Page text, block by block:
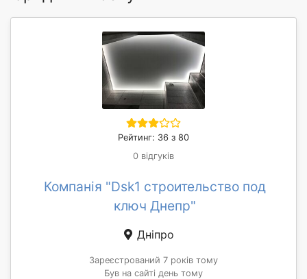
Рейтинг: 36 з 80
0 відгуків
Компанія "Dsk1 строительство под
ключ Днепр"
Дніпро
Зареєстрований 7 років тому
Був на сайті день тому